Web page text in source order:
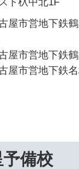
屋市営地下鉄
屋市営地下鉄
屋市営地下鉄
備校